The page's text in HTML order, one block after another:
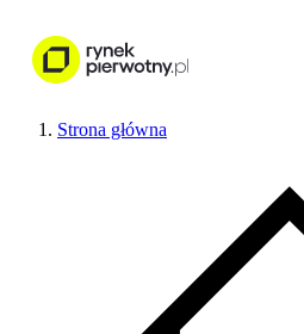
Strona główna